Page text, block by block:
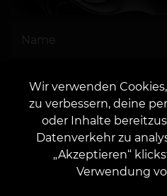
Ich stimme der
personenbezogener
Wir verwenden
zu verbessern, deine
oder Inhalte
Datenverkehr zu
„Akzeptieren“
Verwendung